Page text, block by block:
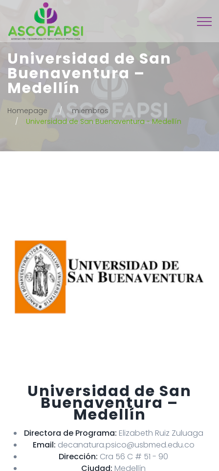
Universidad de San
Buenaventura –
Medellín
Homepage
miembros
Universidad de San Buenaventura - Medellín
Universidad de San
Buenaventura –
Medellín
Directora de Programa: Elizabeth Ruiz Zuluaga
Email: decanatura.psico@usbmed.edu.co
Dirección: Cra 56 C # 51 - 90
Ciudad: Medellín